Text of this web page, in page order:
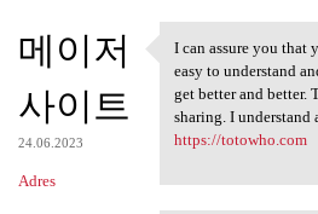
메이저
사이트
24.06.2023
Adres
I can assure you
I can assure you that
easy to understand
get better and better.
sharing. I understand
https://totowho.com